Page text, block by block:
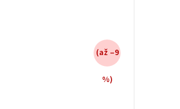
(až –9
%)